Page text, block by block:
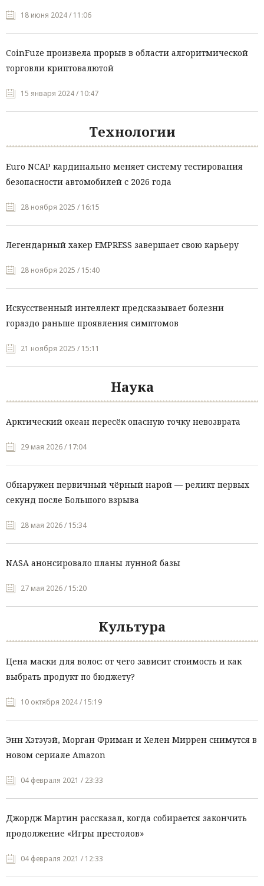
18 июня 2024 / 11:06
CoinFuze произвела прорыв в области алгоритмической
торговли криптовалютой
15 января 2024 / 10:47
Технологии
Euro NCAP кардинально меняет систему тестирования
безопасности автомобилей с 2026 года
28 ноября 2025 / 16:15
Легендарный хакер EMPRESS завершает свою карьеру
28 ноября 2025 / 15:40
Искусственный интеллект предсказывает болезни
гораздо раньше проявления симптомов
21 ноября 2025 / 15:11
Наука
Арктический океан пересёк опасную точку невозврата
29 мая 2026 / 17:04
Обнаружен первичный чёрный нарой — реликт первых
секунд после Большого взрыва
28 мая 2026 / 15:34
NASA анонсировало планы лунной базы
27 мая 2026 / 15:20
Культура
Цена маски для волос: от чего зависит стоимость и как
выбрать продукт по бюджету?
10 октября 2024 / 15:19
Энн Хэтэуэй, Морган Фриман и Хелен Миррен снимутся в
новом сериале Amazon
04 февраля 2021 / 23:33
Джордж Мартин рассказал, когда собирается закончить
продолжение «Игры престолов»
04 февраля 2021 / 12:33